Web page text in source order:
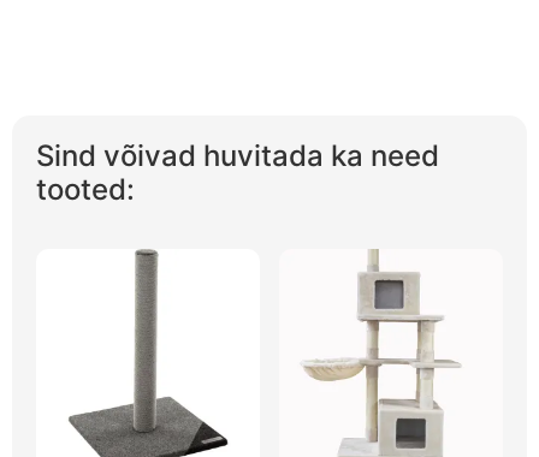
Sind võivad huvitada ka need
tooted: